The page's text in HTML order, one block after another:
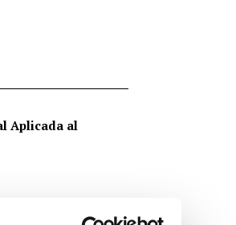
Aplicada al